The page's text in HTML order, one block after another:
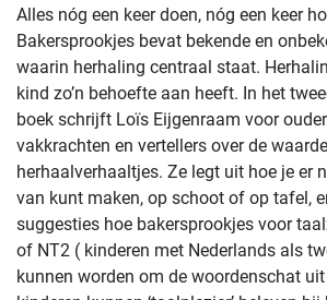
Alles nóg een keer doen, nóg een keer
Bakersprookjes bevat bekende en
waarin herhaling centraal staat.
kind zo’n behoefte aan heeft. In het
boek schrijft Loïs Eijgenraam voor
vakkrachten en vertellers over de
herhaalverhaaltjes. Ze legt uit hoe je er
van kunt maken, op schoot of op tafel,
suggesties hoe bakersprookjes voor
of NT2 ( kinderen met Nederlands als
kunnen worden om de woordenschat